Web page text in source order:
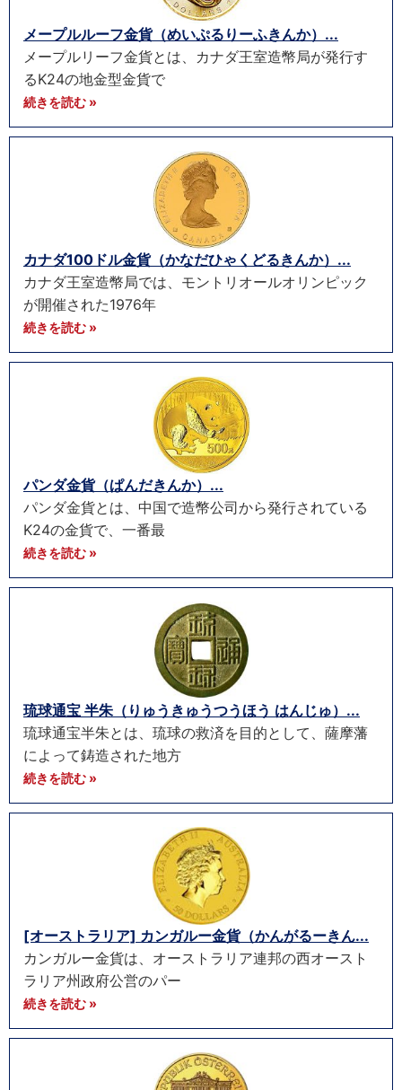
メープルルーフ金貨（めいぷるりーふきんか）...
メープルリーフ金貨とは、カナダ王室造幣局が発行す
るK24の地金型金貨で
続きを読む »
カナダ100ドル金貨（かなだひゃくどるきんか）...
カナダ王室造幣局では、モントリオールオリンピック
が開催された1976年
続きを読む »
パンダ金貨（ぱんだきんか）...
パンダ金貨とは、中国で造幣公司から発行されている
K24の金貨で、一番最
続きを読む »
琉球通宝 半朱（りゅうきゅうつうほう はんじゅ）...
琉球通宝半朱とは、琉球の救済を目的として、薩摩藩
によって鋳造された地方
続きを読む »
[オーストラリア] カンガルー金貨（かんがるーきん...
カンガルー金貨は、オーストラリア連邦の西オースト
ラリア州政府公営のパー
続きを読む »